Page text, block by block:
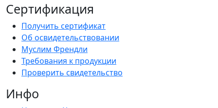
Сертификация
Получить сертификат
Об освидетельствовании
Муслим Френдли
Требования к продукции
Проверить свидетельство
Инфо